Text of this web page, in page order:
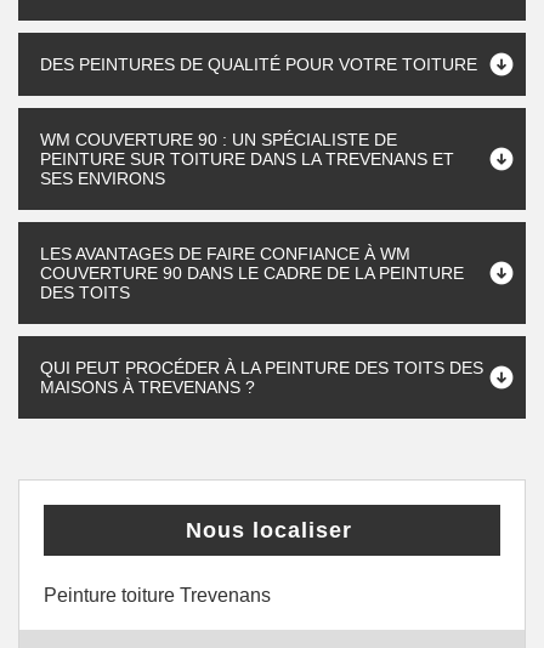
DES PEINTURES DE QUALITÉ POUR VOTRE TOITURE
WM COUVERTURE 90 : UN SPÉCIALISTE DE
PEINTURE SUR TOITURE DANS LA TREVENANS ET
SES ENVIRONS
LES AVANTAGES DE FAIRE CONFIANCE À WM
COUVERTURE 90 DANS LE CADRE DE LA PEINTURE
DES TOITS
QUI PEUT PROCÉDER À LA PEINTURE DES TOITS DES
MAISONS À TREVENANS ?
Nous localiser
Peinture toiture Trevenans